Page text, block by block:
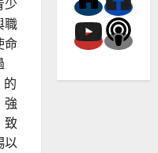
少
職
命
強
致
以